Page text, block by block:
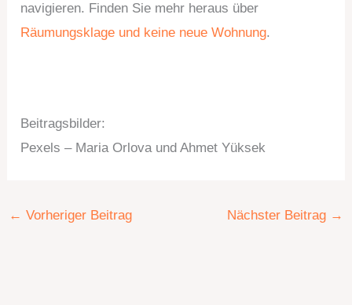
navigieren. Finden Sie mehr heraus über
Räumungsklage und keine neue Wohnung.
Beitragsbilder:
Pexels – Maria Orlova und Ahmet Yüksek
← Vorheriger Beitrag Nächster Beitrag →